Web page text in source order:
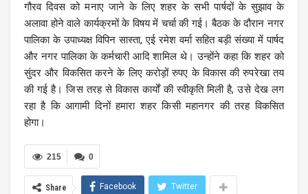
गौरव दिवस को मनाए जाने के लिए शहर के सभी पार्षदों के सुझाव के
अलावा होने वाले कार्यक्रमों के विषय में चर्चा की गई। बैठक के दौरान नगर
पालिका के उपाध्यक्ष विपिन सास्ता, एई रमेश वर्मा सहित बड़ी संख्या में पार्षद
और नगर पालिका के कर्मचारी आदि शामिल थे। उन्होंने कहा कि शहर को
सुंदर और विकसित करने के लिए करोड़ों रुपए के विकास की रुपरेखा तय
की गई है। जिस तरह से विकास कार्यों की स्वीकृति मिली है, उसे देख लग
रहा है कि आगामी दिनों हमारा शहर किसी महानगर की तरह विकसित
होगा।
0
215
Share Facebook Twitter